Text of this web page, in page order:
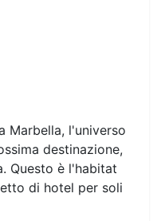
Marbella, l'universo
destinazione,
Questo è l'habitat
di hotel per soli